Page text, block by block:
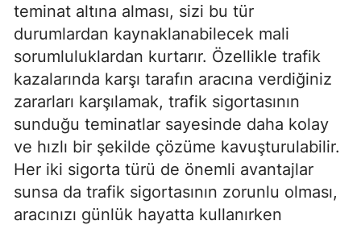
teminat altına alması, sizi bu tür
durumlardan kaynaklanabilecek mali
sorumluluklardan kurtarır. Özellikle trafik
kazalarında karşı tarafın aracına verdiğiniz
zararları karşılamak, trafik sigortasının
sunduğu teminatlar sayesinde daha kolay
ve hızlı bir şekilde çözüme kavuşturulabilir.
Her iki sigorta türü de önemli avantajlar
sunsa da trafik sigortasının zorunlu olması,
aracınızı günlük hayatta kullanırken